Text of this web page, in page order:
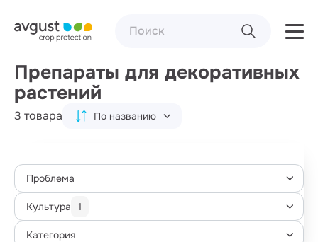
Препараты для декоративных
растений
3 товара По названию
Проблема
Культура 1
Категория